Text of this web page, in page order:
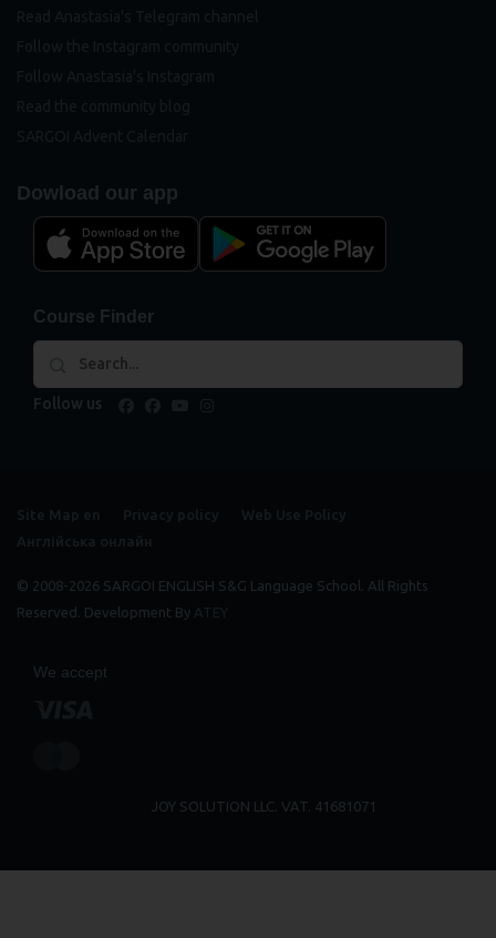
Dowload our app
Course Finder
Follow us
© 2008-2026 SARGOI ENGLISH S&G Language School. All Rights
Reserved. Development By
We accept
JOY SOLUTION LLC. VAT. 41681071